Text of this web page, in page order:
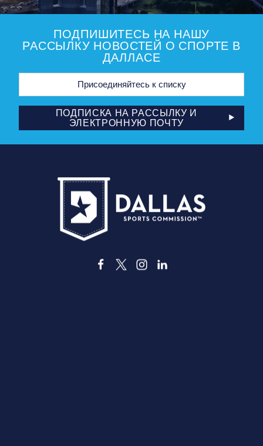
ПОДПИШИТЕСЬ НА НАШУ
РАССЫЛКУ НОВОСТЕЙ О СПОРТЕ В
ДАЛЛАСЕ
Адрес
почты
ПОДПИСКА НА РАССЫЛКУ И
ЭЛЕКТРОННУЮ ПОЧТУ